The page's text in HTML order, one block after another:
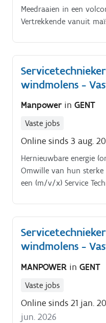
Meedraaien in een
Vertrekkende vanuit
de hoogste kwaliteit.
windmolens -
Manpower in GENT
Vaste jobs
Online sinds 3 aug.
Hernieuwbare energie
Omwille van hun
een (m/v/x) Service
windmolens -
MANPOWER in GENT
Vaste jobs
Online sinds 21 jan.
jun. 2026